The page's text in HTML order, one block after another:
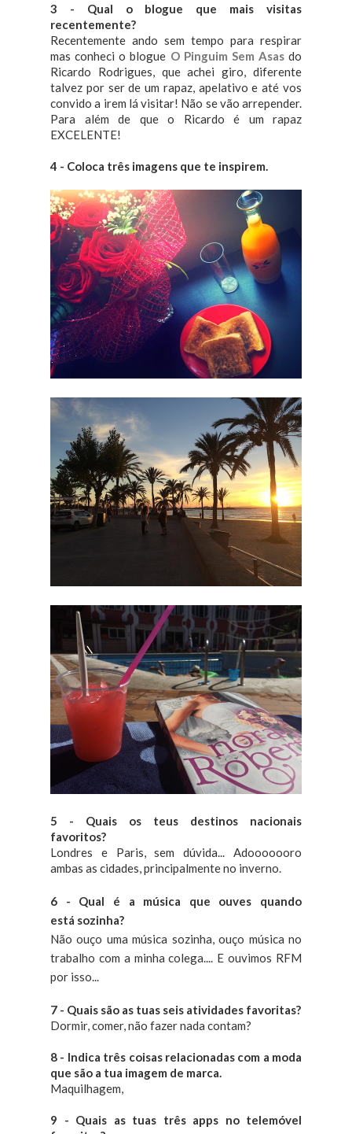
3 - Qual o blogue que mais visitas
recentemente?
Recentemente ando sem tempo para respirar
mas conheci o blogue O Pinguim Sem Asasdo
Ricardo Rodrigues, que achei giro, diferente
talvez por ser de um rapaz, apelativo e até vos
convido a irem lá visitar! Não se vão arrepender.
Para além de que o Ricardo é um rapaz
EXCELENTE!
4 - Coloca três imagens que te inspirem.
5 - Quais os teus destinos nacionais
favoritos?
Londres e Paris, sem dúvida... Adooooooro
ambas as cidades, principalmente no inverno.
6 - Qual é a música que ouves quando
está sozinha?
Não ouço uma música sozinha, ouço música no
trabalho com a minha colega.... E ouvimos RFM
por isso...
7 - Quais são as tuas seis atividades favoritas?
Dormir, comer, não fazer nada contam?
8 - Indica três coisas relacionadas com a moda
que são a tua imagem de marca.
Maquilhagem,
9 - Quais as tuas três apps no telemóvel